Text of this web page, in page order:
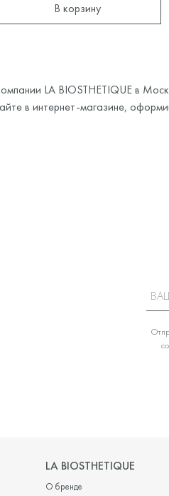
В корзину
LA BIOSTHETIQUE в
в интернет-магазине,
LA BIOSTHETIQUE
О бренде